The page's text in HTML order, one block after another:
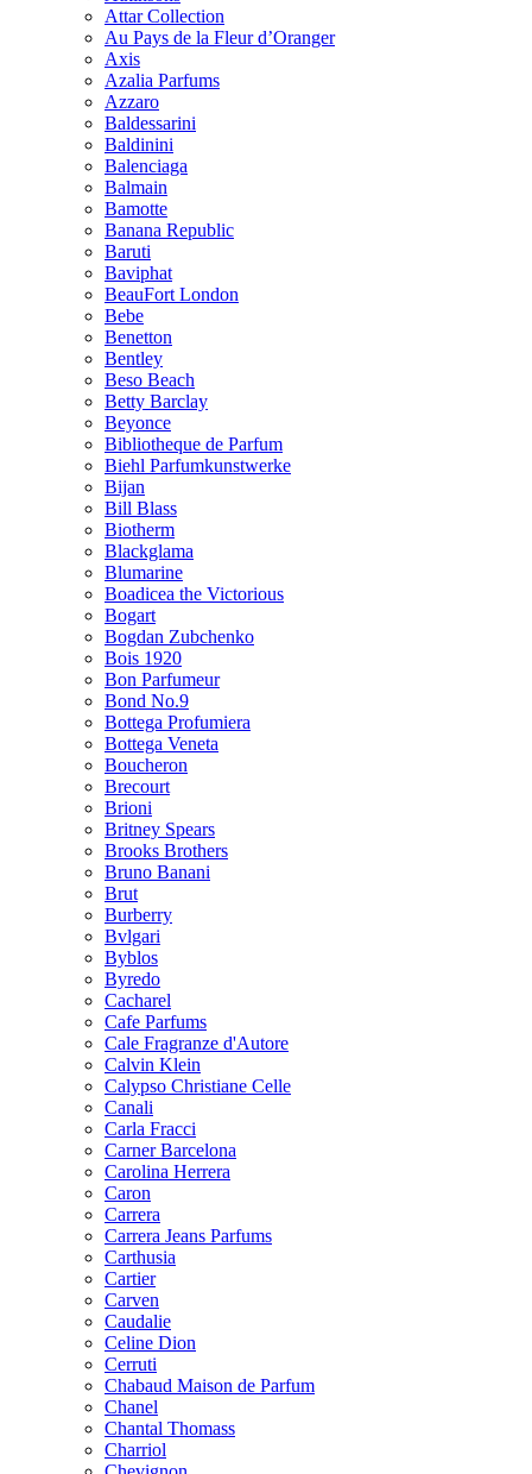
Attar Collection
Au Pays de la Fleur d’Oranger
Axis
Azalia Parfums
Azzaro
Baldessarini
Baldinini
Balenciaga
Balmain
Bamotte
Banana Republic
Baruti
Baviphat
BeauFort London
Bebe
Benetton
Bentley
Beso Beach
Betty Barclay
Beyonce
Bibliotheque de Parfum
Biehl Parfumkunstwerke
Bijan
Bill Blass
Biotherm
Blackglama
Blumarine
Boadicea the Victorious
Bogart
Bogdan Zubchenko
Bois 1920
Bon Parfumeur
Bond No.9
Bottega Profumiera
Bottega Veneta
Boucheron
Brecourt
Brioni
Britney Spears
Brooks Brothers
Bruno Banani
Brut
Burberry
Bvlgari
Byblos
Byredo
Cacharel
Cafe Parfums
Cale Fragranze d'Autore
Calvin Klein
Calypso Christiane Celle
Canali
Carla Fracci
Carner Barcelona
Carolina Herrera
Caron
Carrera
Carrera Jeans Parfums
Carthusia
Cartier
Carven
Caudalie
Celine Dion
Cerruti
Chabaud Maison de Parfum
Chanel
Chantal Thomass
Charriol